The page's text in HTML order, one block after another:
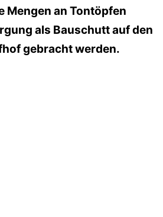
Mengen an Tontöpfen
als Bauschutt auf den
gebracht werden.